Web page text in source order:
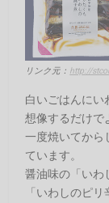
リンク元： http://
白いごはんにい
想像するだけで
一度焼いてから
ています。
醤油味の「いわ
「いわしのピ